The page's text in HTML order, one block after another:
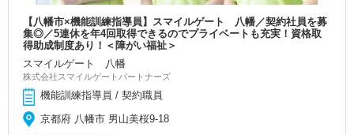
【八幡市×機能訓練指導員】スマイルゲート 八幡／契約社員を募
集◎／5連休を年4回取得できるのでプライベートも充実！資格取
得助成制度あり！＜障がい福祉＞
スマイルゲート 八幡
株式会社スマイルゲートパートナーズ
機能訓練指導員 / 契約職員
京都府 八幡市 男山美桜9-18